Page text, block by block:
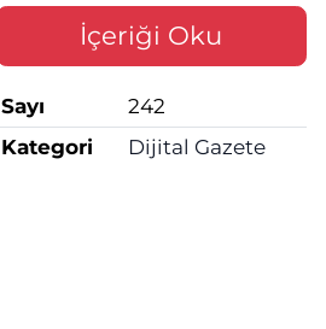
İçeriği Oku
Sayı
242
Kategori
Dijital Gazete